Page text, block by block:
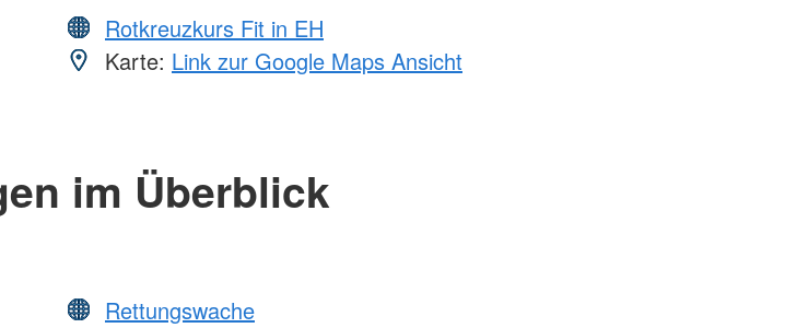
Rotkreuzkurs Fit in EH
Karte: Link zur Google Maps Ansicht
im Überblick
Rettungswache